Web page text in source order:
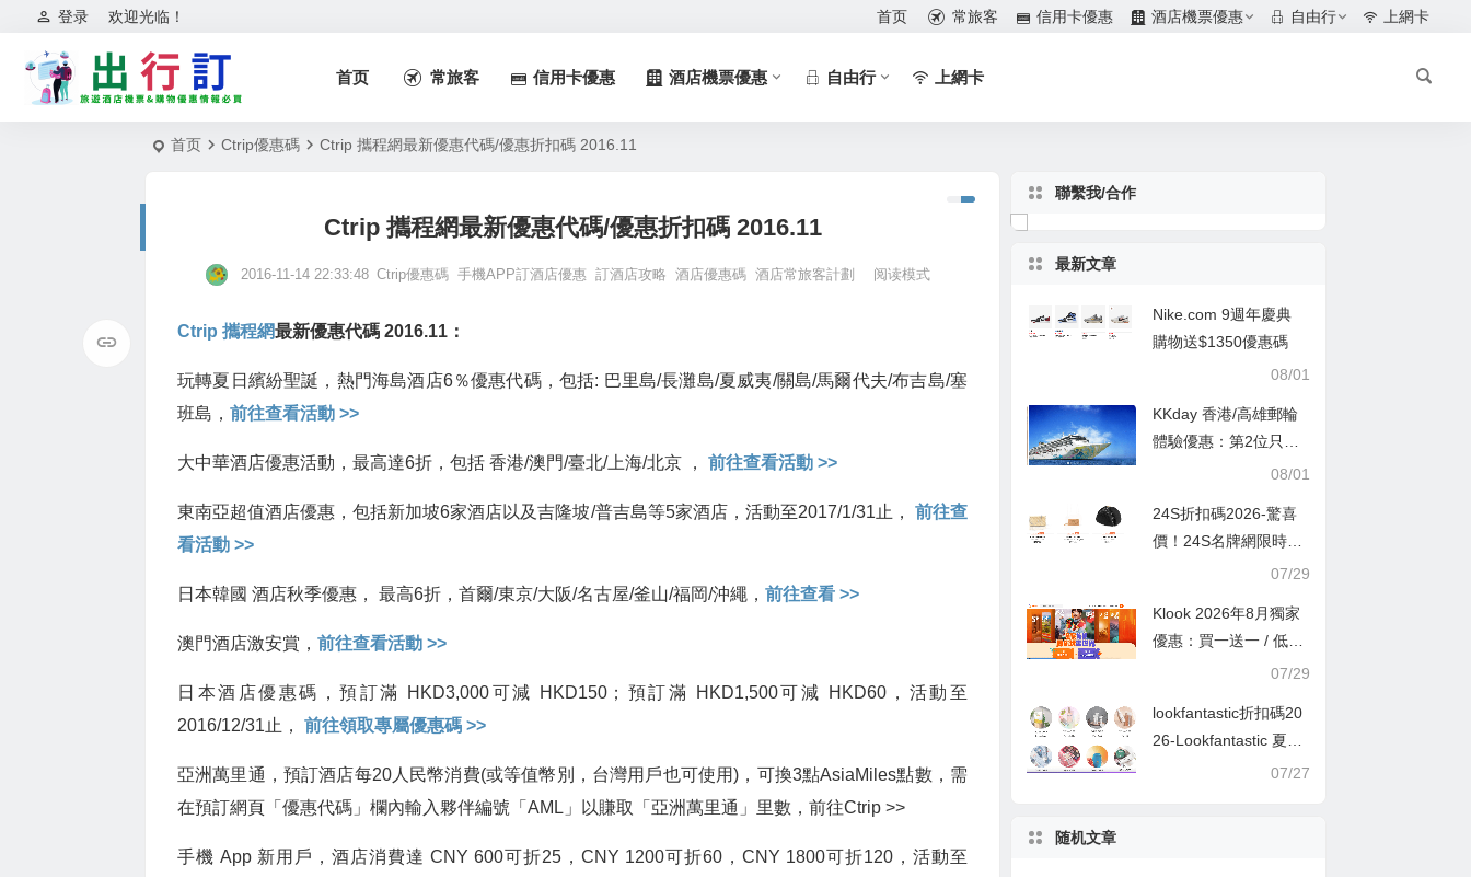
欢迎光临！
登录 首页 常旅客 信用卡優惠 酒店機票優惠 自由行 上網卡
首页 常旅客 信用卡優惠 酒店機票優惠 自由行 上網卡
首页 Ctrip優惠碼 Ctrip 攜程網最新優惠代碼/優惠折扣碼 2016.11
Ctrip 攜程網最新優惠代碼/優惠折扣碼 2016.11
2016-11-14 22:33:48 Ctrip優惠碼 手機APP訂酒店優惠 訂酒店攻略 酒店優惠碼 酒店常旅客計劃 阅读模式
Ctrip 攜程網最新優惠代碼 2016.11：
玩轉夏日繽紛聖誕，熱門海島酒店6％優惠代碼，包括: 巴里島/長灘島/夏威夷/關島/馬爾代夫/布吉島/塞
班島， 前往查看活動 >>
大中華酒店優惠活動，最高達6折，包括 香港/澳門/臺北/上海/北京 ， 前往查看活動 >>
東南亞超值酒店優惠，包括新加坡6家酒店以及吉隆坡/普吉島等5家酒店，活動至2017/1/31止， 前往查
看活動 >>
日本韓國 酒店秋季優惠， 最高6折，首爾/東京/大阪/名古屋/釜山/福岡/沖繩， 前往查看 >>
澳門酒店激安賞， 前往查看活動 >>
日本酒店優惠碼，預訂滿 HKD3,000可減 HKD150；預訂滿 HKD1,500可減 HKD60，活動至
2016/12/31止，
前往領取專屬優惠碼 >>
亞洲萬里通，預訂酒店每20人民幣消費(或等值幣別，台灣用戶也可使用)，可換3點AsiaMiles點數，需
在預訂網頁「優惠代碼」欄內輸入夥伴編號「AML」以賺取「亞洲萬里通」里數，前往Ctrip >>
手機 App 新用戶，酒店消費達 CNY 600可折25，CNY 1200可折60，CNY 1800可折120，活動至
聯繫我/合作
最新文章
Nike.com 9週年慶典
購物送$1350優惠碼
08/01
KKday 香港/高雄郵輪
體驗優惠：第2位只需
08/01
24S折扣碼2026-驚喜
價！24S名牌網限時9
折！Louis Vuitton 精選
72折！
07/29
Klook 2026年8月獨家
優惠：買一送一 / 低至
07/29
lookfantastic折扣碼20
26-Lookfantastic 夏日
優惠低至65折優惠碼
07/27
随机文章